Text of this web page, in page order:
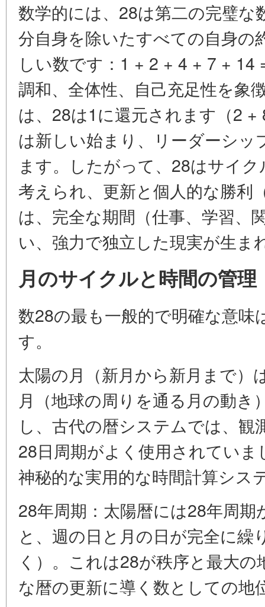
数学的には、28は第二の完璧な
分自身を除いたすべての自身の
しい数です：1 + 2 + 4 + 7 + 14
調和、全体性、自己充足性を象
は、28は1に還元されます（2
は新しい始まり、リーダーシッ
ます。したがって、28はサイ
考えられ、更新と個人的な勝利
は、完全な期間（仕事、学習、
い、強力で独立した現実が生
月のサイクルと時間の管理
数28の最も一般的で明確な意
す。
太陽の月（新月から新月まで）
月（地球の周りを通る月の動き
し、古代の暦システムでは、
28日周期がよく使用されてい
神秘的な実用的な時間計算シス
28年周期：太陽暦には28年周
と、週の日と月の日が完全に繰
く）。これは28が秩序と最大
な暦の更新に導く数としての地